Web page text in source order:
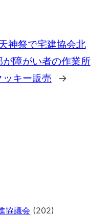
神祭で宅建協会北
が障がい者の作業所
ッキー販売
→
協議会 (202)